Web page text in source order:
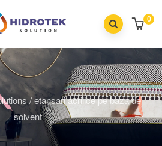
0
/etansari acrilice pe baza de
solvent